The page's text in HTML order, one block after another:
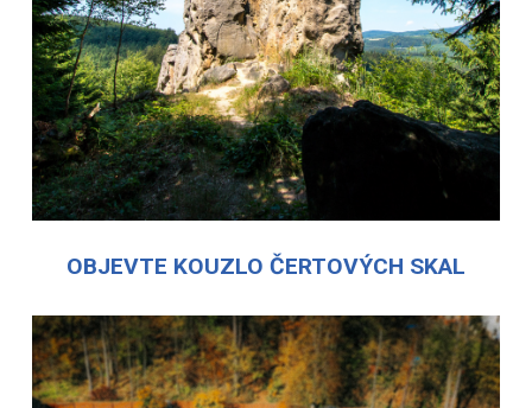
OBJEVTE KOUZLO ČERTOVÝCH SKAL